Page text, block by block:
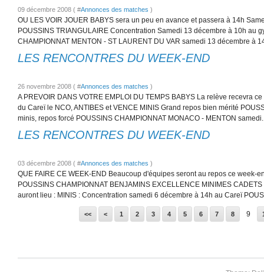
09 décembre 2008 ( #Annonces des matches )
OU LES VOIR JOUER BABYS sera un peu en avance et passera à 14h
POUSSINS TRIANGULAIRE Concentration Samedi 13 décembre à 10h au
CHAMPIONNAT MENTON - ST LAURENT DU VAR samedi 13 décembre à
LES RENCONTRES DU WEEK-END
26 novembre 2008 ( #Annonces des matches )
A PREVOIR DANS VOTRE EMPLOI DU TEMPS BABYS La relève recevra
du Careï le NCO, ANTIBES et VENCE MINIS Grand repos bien mérité
minis, repos forcé POUSSINS CHAMPIONNAT MONACO - MENTON
LES RENCONTRES DU WEEK-END
03 décembre 2008 ( #Annonces des matches )
QUE FAIRE CE WEEK-END Beaucoup d'équipes seront au repos ce week-
POUSSINS CHAMPIONNAT BENJAMINS EXCELLENCE MINIMES
auront lieu : MINIS : Concentration samedi 6 décembre à 14h au Careï
<< < 1 2 3 4 5 6 7 8 9